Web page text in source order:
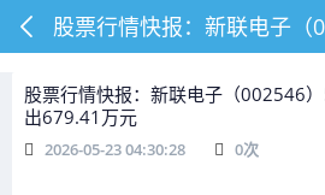
股票行情快报：新联电子（002546
出679.41万元
2026-05-23 04:30:28 0次